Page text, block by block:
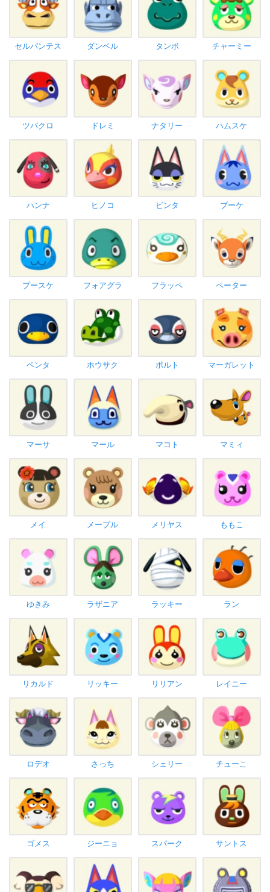
セルバンテス ダンベル タンボ チャーミー
ツバクロ ドレミ ナタリー ハムスケ
ハンナ ヒノコ ビンタ ブーケ
プースケ フォアグラ フラッペ ペーター
ペンタ ホウサク ボルト マーガレット
マーサ マール マコト マミィ
メイ メープル メリヤス ももこ
ゆきみ ラザニア ラッキー ラン
リカルド リッキー リリアン レイニー
ロデオ さっち シェリー チューこ
ゴメス ジーニョ スパーク サントス